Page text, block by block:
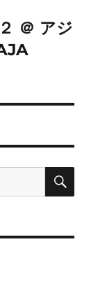
＠ アジ
検